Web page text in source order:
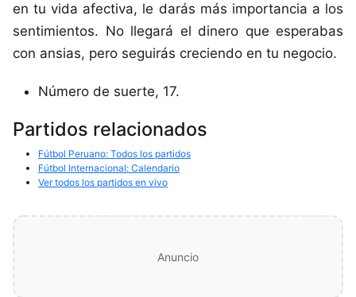
en tu vida afectiva, le darás más importancia a los
sentimientos. No llegará el dinero que esperabas
con ansias, pero seguirás creciendo en tu negocio.
Número de suerte, 17.
Partidos relacionados
Fútbol Peruano: Todos los partidos
Fútbol Internacional: Calendario
Ver todos los partidos en vivo
Anuncio